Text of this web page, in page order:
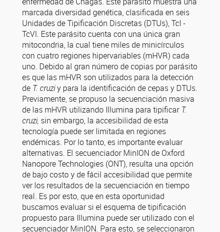
marcada diversidad genética, clasificada en seis
Unidades de Tipificación Discretas (DTUs), TcI -
TcVI. Este parásito cuenta con una única gran
mitocondria, la cual tiene miles de minicírculos
con cuatro regiones hipervariables (mHVR) cada
uno. Debido al gran número de copias por parásito
es que las mHVR son utilizados para la detección
de T. cruziy para la identificación de cepas y DTUs.
Previamente, se propuso la secuenciación masiva
de las mHVR utilizando Illumina para tipificarT.
cruzi, sin embargo, la accesibilidad de esta
tecnología puede ser limitada en regiones
endémicas. Por lo tanto, es importante evaluar
alternativas. El secuenciador MinION de Oxford
Nanopore Technologies (ONT), resulta una opción
de bajo costo y de fácil accesibilidad que permite
ver los resultados de la secuenciación en tiempo
real. Es por esto, que en esta oportunidad
buscamos evaluar si el esquema de tipificación
propuesto para Illumina puede ser utilizado con el
secuenciador MinION. Para esto, se seleccionaron